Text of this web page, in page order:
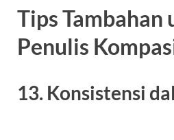
Tips Tambahan
Penulis
13. Konsistensi